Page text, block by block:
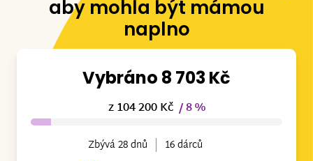
aby mohla být mámou
naplno
Vybráno 8 703 Kč
z 104 200 Kč / 8 %
Zbývá 28 dnů
16 dárců